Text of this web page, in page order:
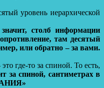
уровень иерархической
столб информации
там десятый
или обратно – за вами.
где-то за спиной. То есть,
за спиной, сантиметрах в